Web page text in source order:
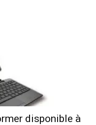
disponible à